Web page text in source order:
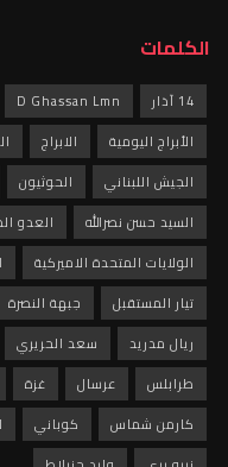
الكلمات
14 آذار D Ghassan Lmn
الأبراج اليومية
الابراج
الجيش اللبناني
الحوثيون
السيد حسن نصرالله
العدو
الولايات المتحدة الاميركية
تيار المستقبل
جبهة النصرة
ريال مدريد
سعد الحريري
طرابلس
عرسال غزة
كارمن شماس
كوباني